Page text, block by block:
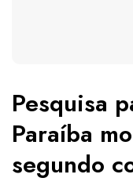
Pesquisa
Paraíba
segundo